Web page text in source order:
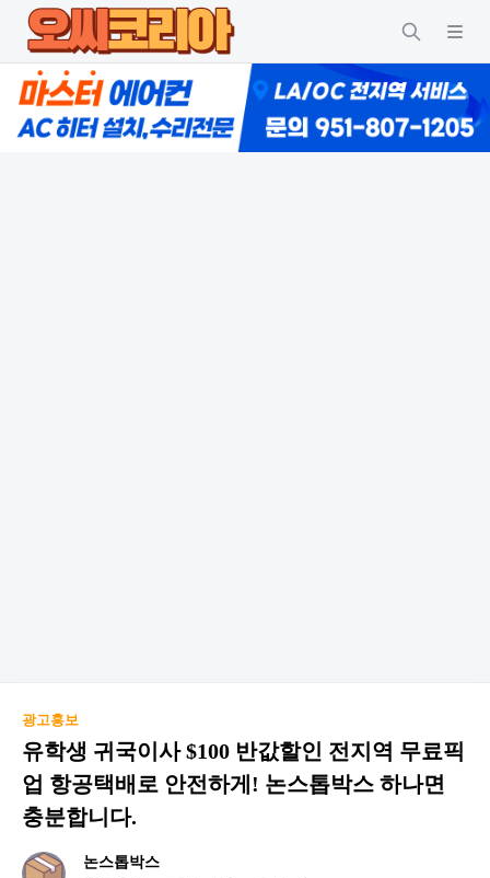
광고홍보
유학생 귀국이사 $100 반값할인 전지역 무료픽
업 항공택배로 안전하게! 논스톱박스 하나면
충분합니다.
논스톱박스